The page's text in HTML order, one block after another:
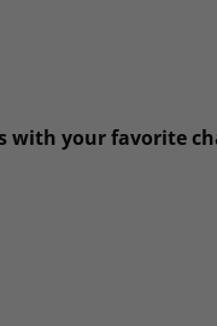
with your favorite